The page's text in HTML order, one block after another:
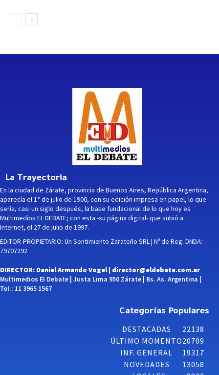
La Trayectoria
En la ciudad de Zárate, provincia de Buenos Aires, República Argentina,
aparecía el 1° de julio de 1900, con su edición impresa en papel, lo que
sería, casi un siglo después, la base fundacional de lo que hoy es
Multimedios EL DEBATE; con esta -su página digital- que subió a
Internet, el 27 de julio de 1997.
EDITOR-PROPIETARIO: Un Sentimiento Zarateño SRL | Nº de Reg. DNDA:
79707292
DIRECTOR: Daniel Armando Vogel | director@eldebate.com.ar
Multimedios El Debate | Justa Lima 950 Zárate | Bs. As. Argentina |
Tel.: 11 3965 1567
Categorías Populares
DESTACADAS
22138
ÚLTIMO MOMENTO20709
INF. GENERAL
19317
NOVEDADES
13058